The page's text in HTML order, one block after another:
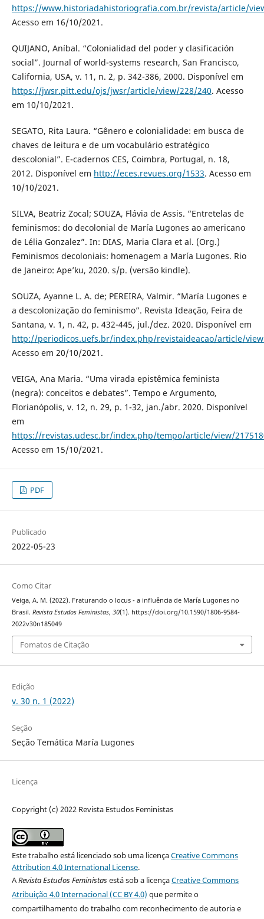
https://www.historiadahistoriografia.com.br/revista/article/
Acesso em 16/10/2021.
QUIJANO, Aníbal. “Colonialidad del poder y clasificación
social”. Journal of world-systems research, San Francisco,
California, USA, v. 11, n. 2, p. 342-386, 2000. Disponível em
https://jwsr.pitt.edu/ojs/jwsr/article/view/228/240. Acesso
em 10/10/2021.
SEGATO, Rita Laura. “Gênero e colonialidade: em busca de
chaves de leitura e de um vocabulário estratégico
descolonial”. E-cadernos CES, Coimbra, Portugal, n. 18,
2012. Disponível em http://eces.revues.org/1533. Acesso em
10/10/2021.
SILVA, Beatriz Zocal; SOUZA, Flávia de Assis. “Entretelas de
feminismos: do decolonial de María Lugones ao americano
de Lélia Gonzalez”. In: DIAS, Maria Clara et al. (Org.)
Feminismos decoloniais: homenagem a María Lugones. Rio
de Janeiro: Ape’ku, 2020. s/p. (versão kindle).
SOUZA, Ayanne L. A. de; PEREIRA, Valmir. “María Lugones e
a descolonização do feminismo”. Revista Ideação, Feira de
Santana, v. 1, n. 42, p. 432-445, jul./dez. 2020. Disponível em
http://periodicos.uefs.br/index.php/revistaideacao/article/
Acesso em 20/10/2021.
VEIGA, Ana Maria. “Uma virada epistêmica feminista
(negra): conceitos e debates”. Tempo e Argumento,
Florianópolis, v. 12, n. 29, p. 1-32, jan./abr. 2020. Disponível
em
https://revistas.udesc.br/index.php/tempo/article/view/
Acesso em 15/10/2021.
PDF
Publicado
2022-05-23
Como Citar
Veiga, A. M. (2022). Fraturando o locus - a influência de María Lugones no
Brasil. Revista Estudos Feministas, 30(1). https://doi.org/10.1590/1806-9584-
2022v30n185049
Fomatos de Citação
Edição
v. 30 n. 1 (2022)
Seção
Seção Temática María Lugones
Licença
Copyright (c) 2022 Revista Estudos Feministas
Este trabalho está licenciado sob uma licençaCreative Commons
Attribution 4.0 International License.
ARevista Estudos Feministasestá sob a licençaCreative Commons
Atribuição 4.0 Internacional (CC BY 4.0) que permite o
compartilhamento do trabalho com reconhecimento de autoria e